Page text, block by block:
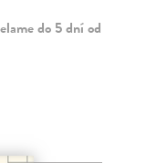
do 5 dní od